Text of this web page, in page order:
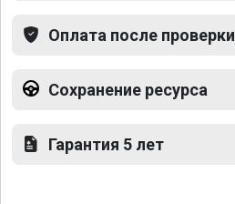
Оплата после проверки
Сохранение ресурса
Гарантия 5 лет